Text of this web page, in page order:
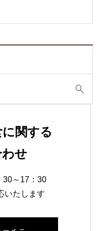
関する
せ
30～17：30
いたします